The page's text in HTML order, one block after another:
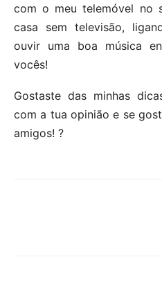
com o meu telemóvel no
casa sem televisão,
ouvir uma boa música
vocês!
Gostaste das minhas
com a tua opinião e se
amigos! ?